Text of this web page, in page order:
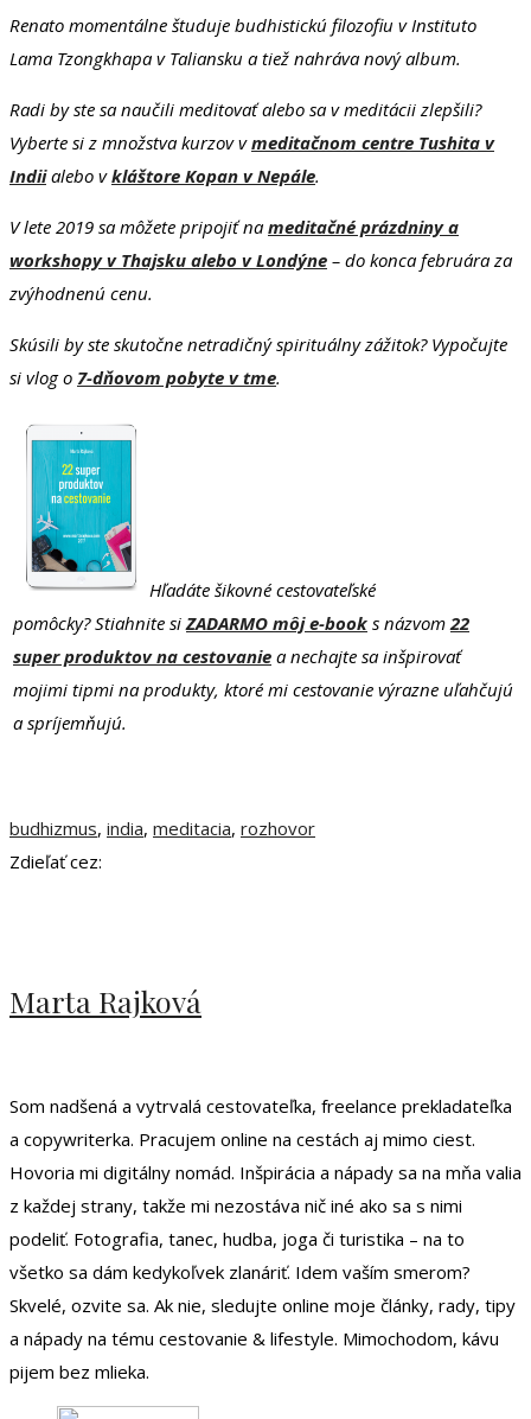
Renato momentálne študuje budhistickú filozofiu v Instituto
Lama Tzongkhapa v Taliansku a tiež nahráva nový album.
Radi by ste sa naučili meditovať alebo sa v meditácii zlepšili?
Vyberte si z množstva kurzov vmeditačnom centre Tushita v
Indiialebo vkláštore Kopan v Nepále.
V lete 2019 sa môžete pripojiť na meditačné prázdniny a
workshopy v Thajsku alebo v Londýne – do konca februára za
zvýhodnenú cenu.
Skúsili by ste skutočne netradičný spirituálny zážitok? Vypočujte
si vlog o 7-dňovom pobyte v tme.
Hľadáte šikovné cestovateľské
pomôcky? Stiahnite si ZADARMO môj e-book s názvom 22
super produktov na cestovanie a nechajte sa inšpirovať
mojimi tipmi na produkty, ktoré mi cestovanie výrazne uľahčujú
a spríjemňujú.
budhizmus, india, meditacia, rozhovor
Zdieľať cez:
Marta Rajková
Som nadšená a vytrvalá cestovateľka, freelance prekladateľka
a copywriterka. Pracujem online na cestách aj mimo ciest.
Hovoria mi digitálny nomád. Inšpirácia a nápady sa na mňa valia
z každej strany, takže mi nezostáva nič iné ako sa s nimi
podeliť. Fotografia, tanec, hudba, joga či turistika – na to
všetko sa dám kedykoľvek zlanáriť. Idem vaším smerom?
Skvelé, ozvite sa. Ak nie, sledujte online moje články, rady, tipy
a nápady na tému cestovanie & lifestyle. Mimochodom, kávu
pijem bez mlieka.